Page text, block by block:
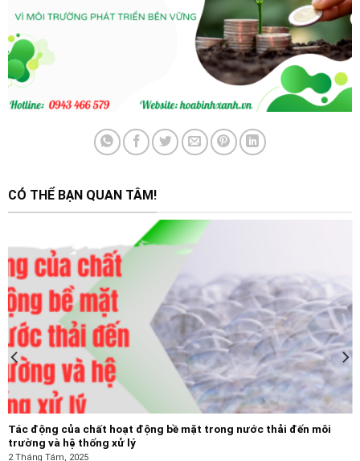
CÓ THỂ BẠN QUAN TÂM!
Tác động của chất hoạt động bề mặt trong nước thải đến môi
trường và hệ thống xử lý
2 Tháng Tám, 2025